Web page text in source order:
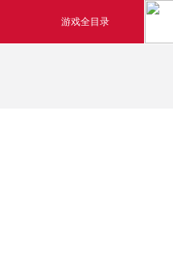
游戏全目录